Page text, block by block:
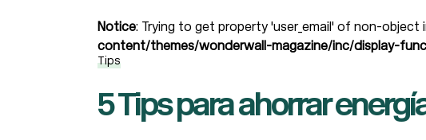
Notice: Trying to get property 'user_email' of non-object
content/themes/wonderwall-magazine/inc/display-
Tips
5 Tips para ahorrar